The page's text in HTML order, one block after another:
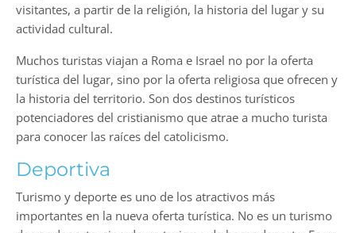
visitantes, a partir de la religión, la historia del lugar y su
actividad cultural.
Muchos turistas viajan a Roma e Israel no por la oferta
turística del lugar, sino por la oferta religiosa que ofrecen y
la historia del territorio. Son dos destinos turísticos
potenciadores del cristianismo que atrae a mucho turista
para conocer las raíces del catolicismo.
Deportiva
Turismo y deporte es uno de los atractivos más
importantes en la nueva oferta turística. No es un turismo